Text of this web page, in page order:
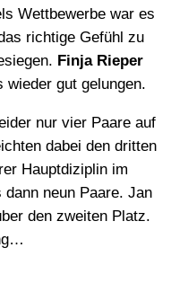
Wettbewerbe war es
richtige Gefühl zu
Finja Rieper
wieder gut gelungen.
nur vier Paare auf
dabei den dritten
Hauptdiziplin im
neun Paare. Jan
den zweiten Platz.